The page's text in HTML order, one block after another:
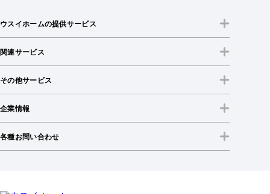
ウスイホームの提供サービス
関連サービス
その他サービス
企業情報
各種お問い合わせ